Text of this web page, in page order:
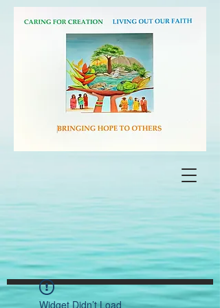
Widget Didn’t Load